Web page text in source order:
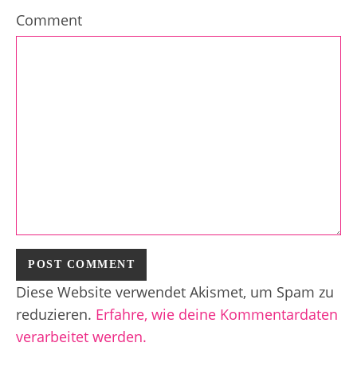
Comment
Diese Website verwendet Akismet, um Spam zu
reduzieren. Erfahre, wie deine Kommentardaten
verarbeitet werden.